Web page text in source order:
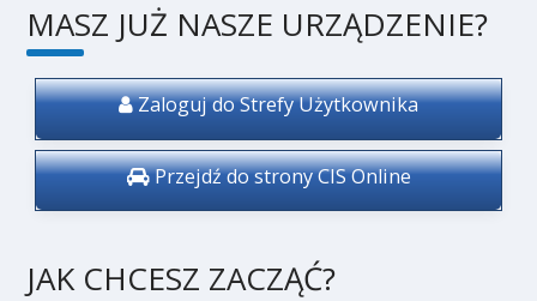
MASZ JUŻ NASZE URZĄDZENIE?
Zaloguj do Strefy Użytkownika
Przejdź do strony CIS Online
JAK CHCESZ ZACZĄĆ?